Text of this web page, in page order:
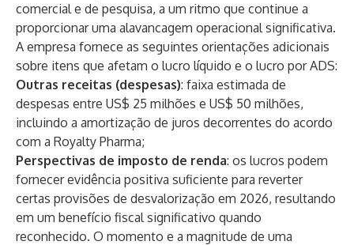
comercial e de pesquisa, a um ritmo que continue a
proporcionar uma alavancagem operacional significativa.
A empresa fornece as seguintes orientações adicionais
sobre itens que afetam o lucro líquido e o lucro por ADS:
Outras receitas (despesas): faixa estimada de
despesas entre US$ 25 milhões e US$ 50 milhões,
incluindo a amortização de juros decorrentes do acordo
com a Royalty Pharma;
Perspectivas de imposto de renda: os lucros podem
fornecer evidência positiva suficiente para reverter
certas provisões de desvalorização em 2026, resultando
em um benefício fiscal significativo quando
reconhecido. O momento e a magnitude de uma